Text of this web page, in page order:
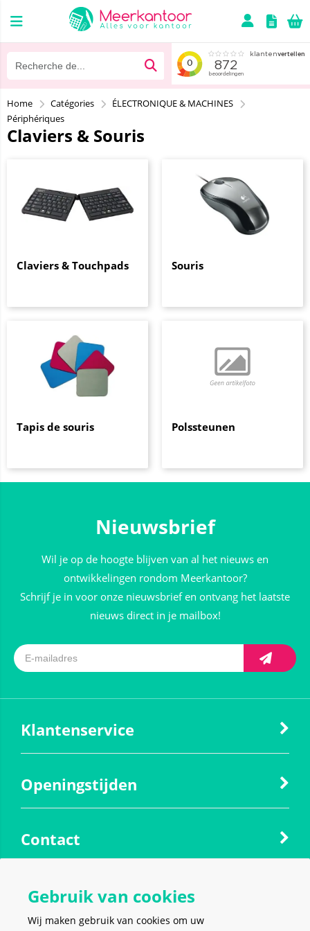
Home Catégories
ÉLECTRONIQUE & MACHINES
Périphériques
Claviers & Souris
Claviers & Touchpads Souris
Tapis de souris Polssteunen
Nieuwsbrief
Wil je op de hoogte blijven van al het nieuws en
ontwikkelingen rondom Meerkantoor?
Schrijf je in voor onze nieuwsbrief en ontvang het laatste
nieuws direct in je mailbox!
Klantenservice
Openingstijden
Contact
Social media
Gebruik van cookies
Wij maken gebruik van cookies om uw